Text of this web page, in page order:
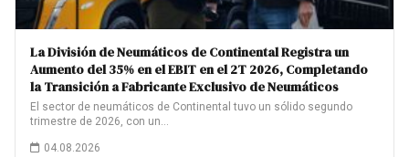
La División de Neumáticos de Continental Registra un
Aumento del 35% en el EBIT en el 2T 2026, Completando
la Transición a Fabricante Exclusivo de Neumáticos
El sector de neumáticos de Continental tuvo un sólido segundo
trimestre de 2026, con un…
04.08.2026